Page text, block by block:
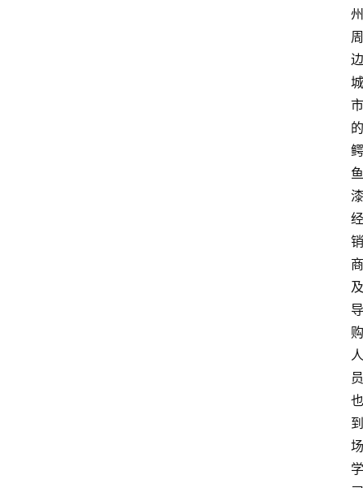
州
周
边
城
市
的
鳄
鱼
漆
经
销
商
及
导
购
人
员
也
到
场
学